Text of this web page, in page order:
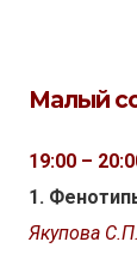
Малый
19:00 –
1.
Якупова С.П.